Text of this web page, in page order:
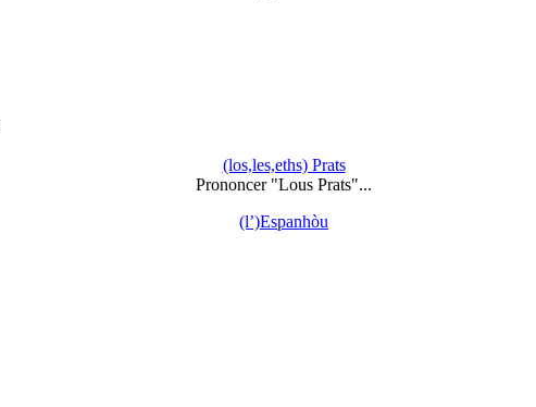
(los,les,eths) Prats
Prononcer "Lous Prats"...
(l’)Espanhòu